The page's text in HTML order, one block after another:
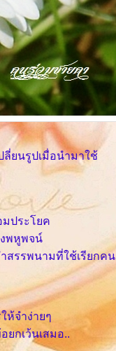
ลี่ยนรูปเมื่อนำมาใช้
มประโยค
พหูพจน์
สรรพนามที่ใช้เรียกคน
ห้จำง่ายๆ
กเว้นเสมอ..